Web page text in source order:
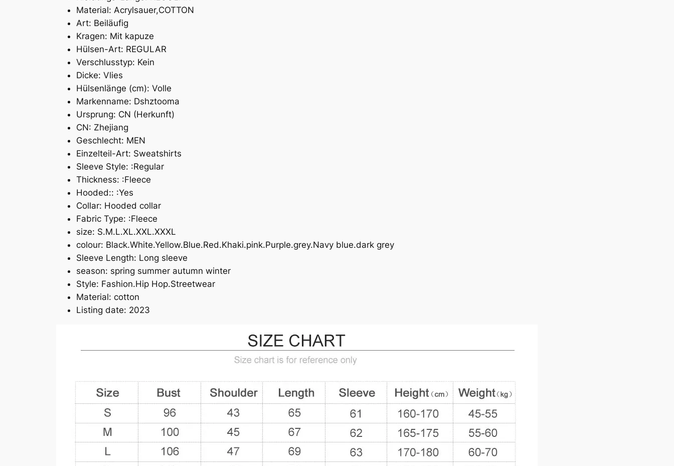
Material: Acrylsauer,COTTON
Art: Beiläufig
Kragen: Mit kapuze
Hülsen-Art: REGULAR
Verschlusstyp: Kein
Dicke: Vlies
Hülsenlänge (cm): Volle
Markenname: Dshztooma
Ursprung: CN (Herkunft)
CN: Zhejiang
Geschlecht: MEN
Einzelteil-Art: Sweatshirts
Sleeve Style: :Regular
Thickness: :Fleece
Hooded:: :Yes
Collar: Hooded collar
Fabric Type: :Fleece
size: S.M.L.XL.XXL.XXXL
colour: Black.White.Yellow.Blue.Red.Khaki.pink.Purple.grey.Navy blue.dark grey
Sleeve Length: Long sleeve
season: spring summer autumn winter
Style: Fashion.Hip Hop.Streetwear
Material: cotton
Listing date: 2023